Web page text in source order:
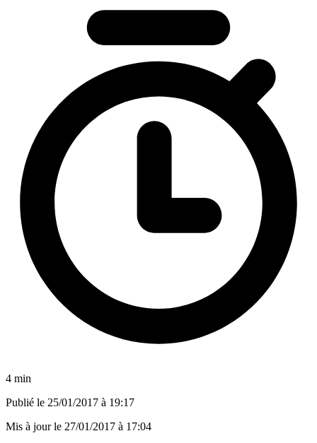
4 min
Publié le 25/01/2017 à 19:17
Mis à jour le 27/01/2017 à 17:04